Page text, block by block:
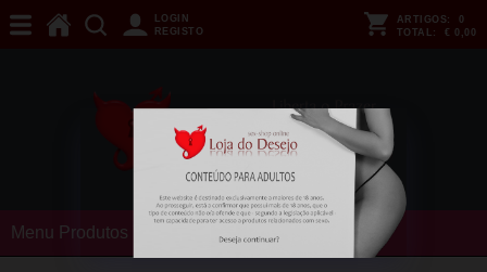
LOGIN
REGISTO
ARTIGOS:
0
TOTAL: € 0,00
Menu Produtos